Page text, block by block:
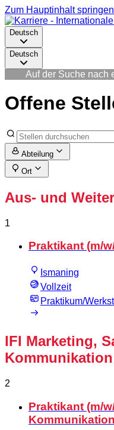
Zum Hauptinhalt springen
Deutsch
Deutsch
Auf der Suche nach
Offene
Abteilung
Ort
Aus- und
1
Praktikant (m/
Ismaning
Vollzeit
Praktikum/
IFI Marketing,
Kommunikation
2
Praktikant (m/
Kommunikation